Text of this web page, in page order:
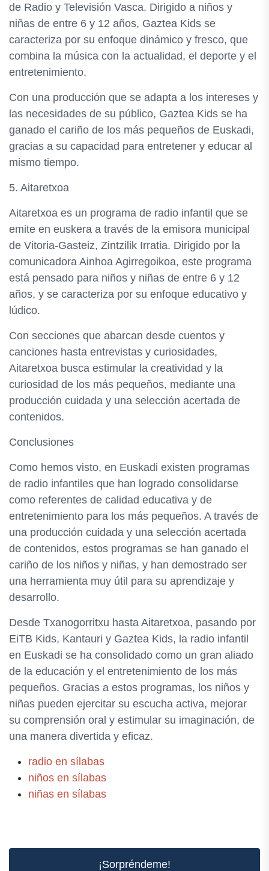
de Radio y Televisión Vasca. Dirigido a niños y
niñas de entre 6 y 12 años, Gaztea Kids se
caracteriza por su enfoque dinámico y fresco, que
combina la música con la actualidad, el deporte y el
entretenimiento.
Con una producción que se adapta a los intereses y
las necesidades de su público, Gaztea Kids se ha
ganado el cariño de los más pequeños de Euskadi,
gracias a su capacidad para entretener y educar al
mismo tiempo.
5. Aitaretxoa
Aitaretxoa es un programa de radio infantil que se
emite en euskera a través de la emisora municipal
de Vitoria-Gasteiz, Zintzilik Irratia. Dirigido por la
comunicadora Ainhoa Agirregoikoa, este programa
está pensado para niños y niñas de entre 6 y 12
años, y se caracteriza por su enfoque educativo y
lúdico.
Con secciones que abarcan desde cuentos y
canciones hasta entrevistas y curiosidades,
Aitaretxoa busca estimular la creatividad y la
curiosidad de los más pequeños, mediante una
producción cuidada y una selección acertada de
contenidos.
Conclusiones
Como hemos visto, en Euskadi existen programas
de radio infantiles que han logrado consolidarse
como referentes de calidad educativa y de
entretenimiento para los más pequeños. A través de
una producción cuidada y una selección acertada
de contenidos, estos programas se han ganado el
cariño de los niños y niñas, y han demostrado ser
una herramienta muy útil para su aprendizaje y
desarrollo.
Desde Txanogorritxu hasta Aitaretxoa, pasando por
EiTB Kids, Kantauri y Gaztea Kids, la radio infantil
en Euskadi se ha consolidado como un gran aliado
de la educación y el entretenimiento de los más
pequeños. Gracias a estos programas, los niños y
niñas pueden ejercitar su escucha activa, mejorar
su comprensión oral y estimular su imaginación, de
una manera divertida y eficaz.
radio en sílabas
niños en sílabas
niñas en sílabas
¡Sorpréndeme!